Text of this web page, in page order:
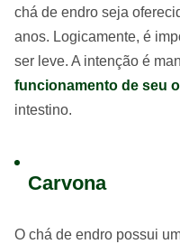
chá de endro seja
anos. Logicamente, é
ser leve. A intenção é
funcionamento de seu
intestino.
Carvona
O chá de endro possui